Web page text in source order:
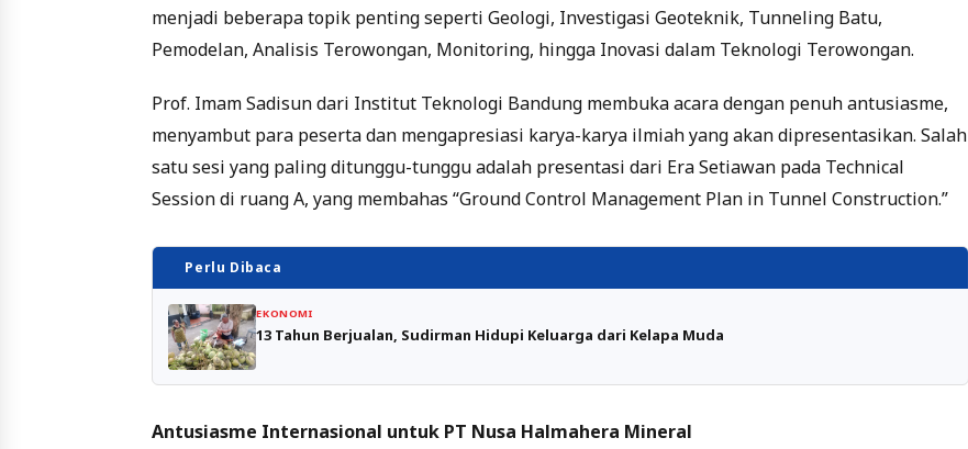
menjadi beberapa topik penting seperti Geologi, Investigasi Geoteknik, Tunneling Batu,
Pemodelan, Analisis Terowongan, Monitoring, hingga Inovasi dalam Teknologi Terowongan.
Prof. Imam Sadisun dari Institut Teknologi Bandung membuka acara dengan penuh antusiasme,
menyambut para peserta dan mengapresiasi karya-karya ilmiah yang akan dipresentasikan. Salah
satu sesi yang paling ditunggu-tunggu adalah presentasi dari Era Setiawan pada Technical
Session di ruang A, yang membahas “Ground Control Management Plan in Tunnel Construction.”
Perlu Dibaca
EKONOMI
13 Tahun Berjualan, Sudirman Hidupi Keluarga dari Kelapa Muda
Antusiasme Internasional untuk PT Nusa Halmahera Mineral